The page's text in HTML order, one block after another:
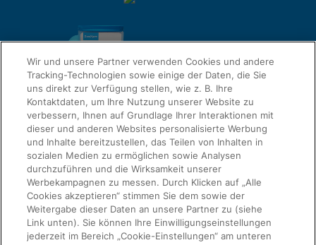
QUICK LINKS
Über uns
RECHTSWESEN
Wir und unsere Partner verwenden Cookies und andere
Tracking-Technologien sowie einige der Daten, die Sie
uns direkt zur Verfügung stellen, wie z. B. Ihre
Kontaktdaten, um Ihre Nutzung unserer Website zu
verbessern, Ihnen auf Grundlage Ihrer Interaktionen mit
dieser und anderen Websites personalisierte Werbung
und Inhalte bereitzustellen, das Teilen von Inhalten in
sozialen Medien zu ermöglichen sowie Analysen
durchzuführen und die Wirksamkeit unserer
Werbekampagnen zu messen. Durch Klicken auf „Alle
Cookies akzeptieren“ stimmen Sie dem sowie der
Weitergabe dieser Daten an unsere Partner zu (siehe
Link unten). Sie können Ihre Einwilligungseinstellungen
jederzeit im Bereich „Cookie-Einstellungen“ am unteren